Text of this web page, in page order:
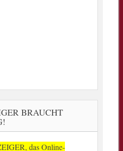
BRAUCHT
das Online-